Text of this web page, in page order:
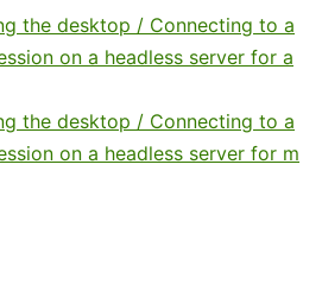
the desktop / Connecting to a
on a headless server for a
the desktop / Connecting to a
on a headless server for m